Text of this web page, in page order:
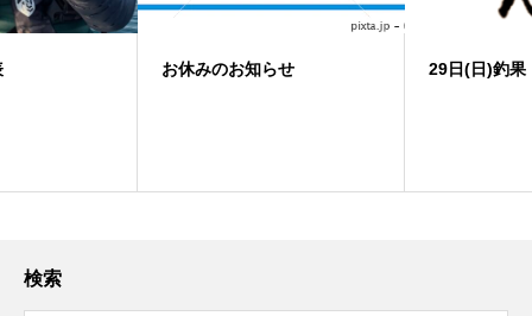
29日(日)釣果 ノマセ便
検索